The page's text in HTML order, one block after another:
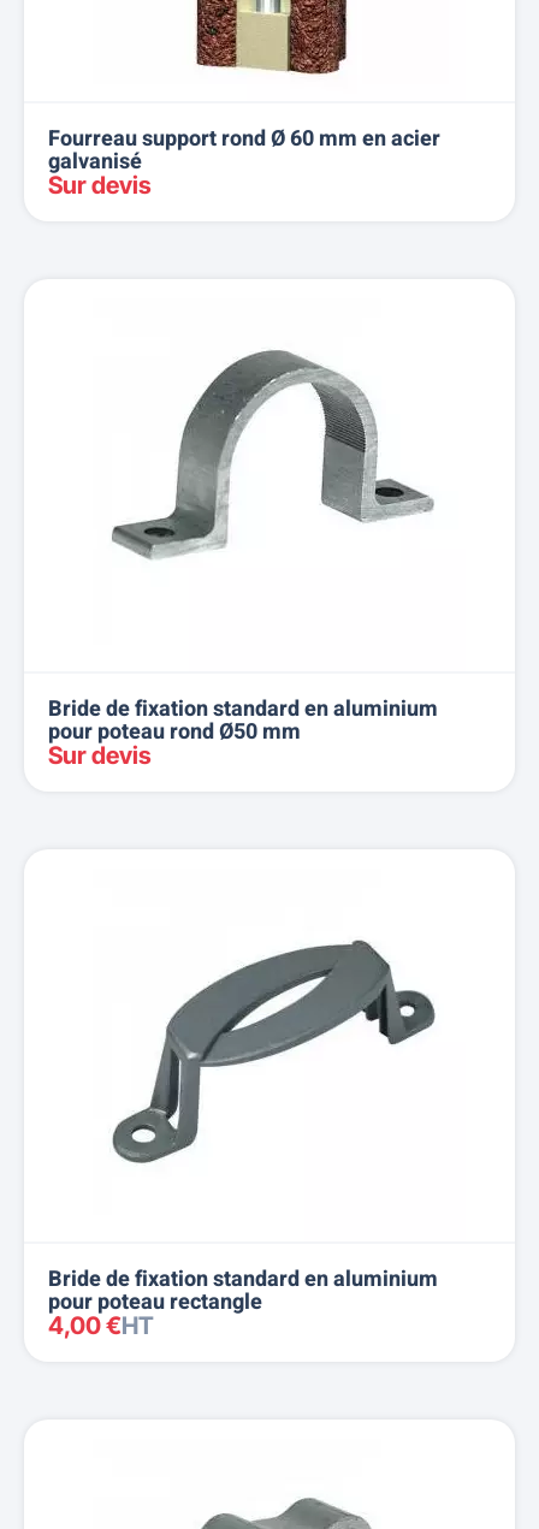
Fourreau support rond Ø 60 mm en acier
galvanisé
Sur devis
Bride de fixation standard en aluminium
pour poteau rond Ø50 mm
Sur devis
Bride de fixation standard en aluminium
pour poteau rectangle
4,00 €HT